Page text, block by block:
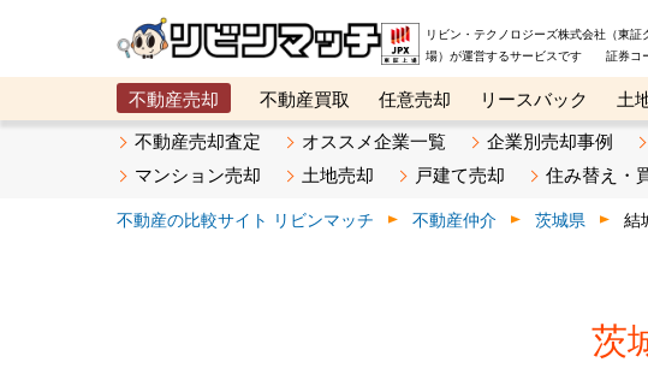
リビン・テクノロジーズ株式会社（東証
場）が運営するサービスです 証券コ
不動産売却 不動産買取 任意売却 リースバック 土
メタ住宅展示場
ベスト不動産カンパニー オンライン講座
不動産売却査定 オススメ企業一覧 企業別売却事例
マンション売却
土地売却 戸建て売却 住み替え・
不動産の比較サイト リビンマッチ 不動産仲介 茨城県 結
茨